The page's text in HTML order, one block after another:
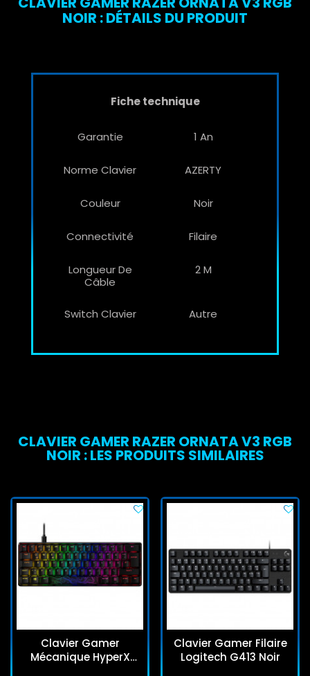
NOIR : DÉTAILS DU PRODUIT
Fiche technique
Garantie 1 An
Norme Clavier AZERTY
Couleur Noir
Connectivité Filaire
Longueur De
Câble
2 M
Switch Clavier Autre
CLAVIER GAMER RAZER ORNATA V3 RGB
NOIR : LES PRODUITS SIMILAIRES
Clavier Gamer
Mécanique HyperX
Clavier Gamer Filaire
Logitech G413 Noir